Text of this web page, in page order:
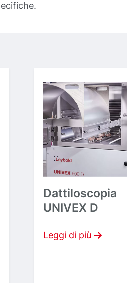
Dattiloscopia
UNIVEX D
Leggi di più